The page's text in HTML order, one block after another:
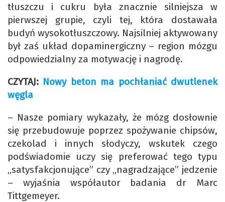
tłuszczu i cukru była znacznie silniejsza w
pierwszej grupie, czyli tej, która dostawała
budyń wysokotłuszczowy. Najsilniej aktywowany
był zaś układ dopaminergiczny – region mózgu
odpowiedzialny za motywację i nagrodę.
CZYTAJ: Nowy beton ma pochłaniać dwutlenek
węgla
– Nasze pomiary wykazały, że mózg dosłownie
się przebudowuje poprzez spożywanie chipsów,
czekolad i innych słodyczy, wskutek czego
podświadomie uczy się preferować tego typu
„satysfakcjonujące” czy „nagradzające” jedzenie
– wyjaśnia współautor badania dr Marc
Tittgemeyer.